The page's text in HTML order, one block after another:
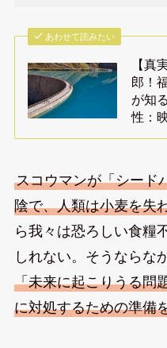
あわせて読みたい
【真
郎！
が知
性：
スコウマンが「シード
陰で、人類は小麦を失
ら我々は恐ろしい食糧
しれない。そうならな
「未来に起こりうる問
に対処するための準備